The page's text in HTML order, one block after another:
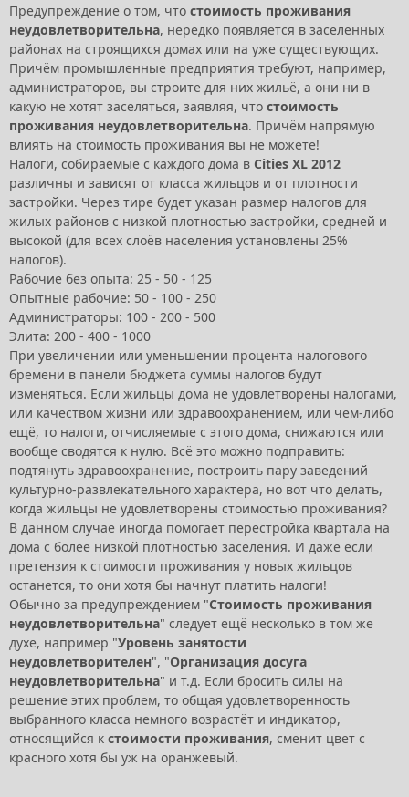
Предупреждение о том, что стоимость проживания
неудовлетворительна, нередко появляется в заселенных
районах на строящихся домах или на уже существующих.
Причём промышленные предприятия требуют, например,
администраторов, вы строите для них жильё, а они ни в
какую не хотят заселяться, заявляя, что стоимость
проживания неудовлетворительна. Причём напрямую
влиять на стоимость проживания вы не можете!
Налоги, собираемые с каждого дома в Cities XL 2012
различны и зависят от класса жильцов и от плотности
застройки. Через тире будет указан размер налогов для
жилых районов с низкой плотностью застройки, средней и
высокой (для всех слоёв населения установлены 25%
налогов).
Рабочие без опыта: 25 - 50 - 125
Опытные рабочие: 50 - 100 - 250
Администраторы: 100 - 200 - 500
Элита: 200 - 400 - 1000
При увеличении или уменьшении процента налогового
бремени в панели бюджета суммы налогов будут
изменяться. Если жильцы дома не удовлетворены налогами,
или качеством жизни или здравоохранением, или чем-либо
ещё, то налоги, отчисляемые с этого дома, снижаются или
вообще сводятся к нулю. Всё это можно подправить:
подтянуть здравоохранение, построить пару заведений
культурно-развлекательного характера, но вот что делать,
когда жильцы не удовлетворены стоимостью проживания?
В данном случае иногда помогает перестройка квартала на
дома с более низкой плотностью заселения. И даже если
претензия к стоимости проживания у новых жильцов
останется, то они хотя бы начнут платить налоги!
Обычно за предупреждением "Стоимость проживания
неудовлетворительна" следует ещё несколько в том же
духе, например "Уровень занятости
неудовлетворителен", "Организация досуга
неудовлетворительна" и т.д. Если бросить силы на
решение этих проблем, то общая удовлетворенность
выбранного класса немного возрастёт и индикатор,
относящийся к стоимости проживания, сменит цвет с
красного хотя бы уж на оранжевый.